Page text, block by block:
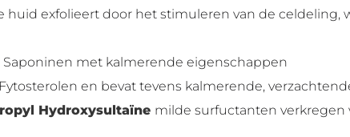
huid exfolieert door het stimuleren van de celdeling,
Saponinen met kalmerende eigenschappen
en bevat tevens kalmerende,
Hydroxysultaïne milde surfuctanten verkregen